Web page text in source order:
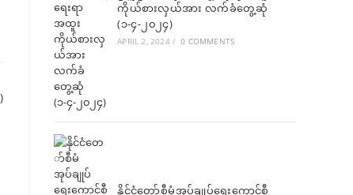
ကိုယ်စားလှယ်အား လက်ခံတွေ့ဆုံ
(၁-၄-၂၀၂၄)
APRIL 2, 2024 / 0 COMMENTS
နိုင်ငံတော်စီမံအုပ်ချုပ်ရေးကောင်စီ